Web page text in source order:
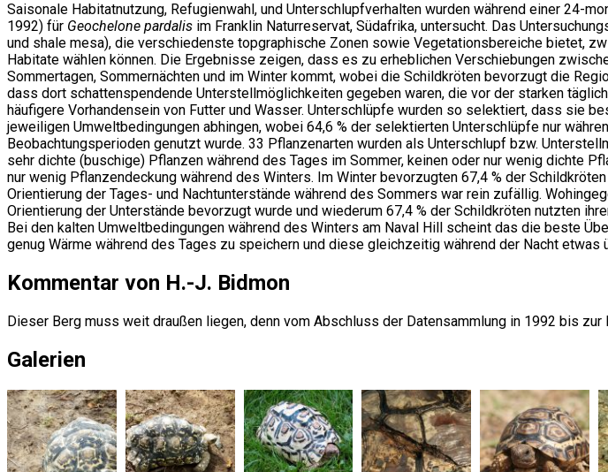
Saisonale Habitatnutzung, Refugienwahl, und Unterschlupfverhalten wurden während einer 24-
1992) für Geochelone pardalis im Franklin Naturreservat, Südafrika, untersucht. Das
und shale mesa), die verschiedenste topgraphische Zonen sowie Vegetationsbereiche bietet,
Habitate wählen können. Die Ergebnisse zeigen, dass es zu erheblichen Verschiebungen
Sommertagen, Sommernächten und im Winter kommt, wobei die Schildkröten bevorzugt die
dass dort schattenspendende Unterstellmöglichkeiten gegeben waren, die vor der starken
häufigere Vorhandensein von Futter und Wasser. Unterschlüpfe wurden so selektiert, dass sie
jeweiligen Umweltbedingungen abhingen, wobei 64,6 % der selektierten Unterschlüpfe nur
Beobachtungsperioden genutzt wurde. 33 Pflanzenarten wurden als Unterschlupf bzw.
sehr dichte (buschige) Pflanzen während des Tages im Sommer, keinen oder nur wenig dichte
nur wenig Pflanzendeckung während des Winters. Im Winter bevorzugten 67,4 % der
Orientierung der Tages- und Nachtunterstände während des Sommers war rein zufällig.
Orientierung der Unterstände bevorzugt wurde und wiederum 67,4 % der Schildkröten nutzten
Bei den kalten Umweltbedingungen während des Winters am Naval Hill scheint das die beste
genug Wärme während des Tages zu speichern und diese gleichzeitig während der Nacht etwas
Kommentar von H.-J. Bidmon
Dieser Berg muss weit draußen liegen, denn vom Abschluss der Datensammlung in 1992 bis
Galerien